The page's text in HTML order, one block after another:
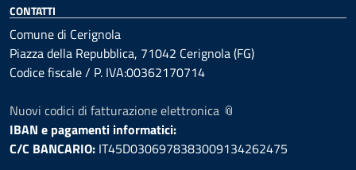
CONTATTI
Comune di Cerignola
Piazza della Repubblica, 71042 Cerignola (FG)
Codice fiscale / P. IVA:00362170714
Nuovi codici di fatturazione elettronica 📎
IBAN e pagamenti informatici:
C/C BANCARIO: IT45D0306978383009134262475